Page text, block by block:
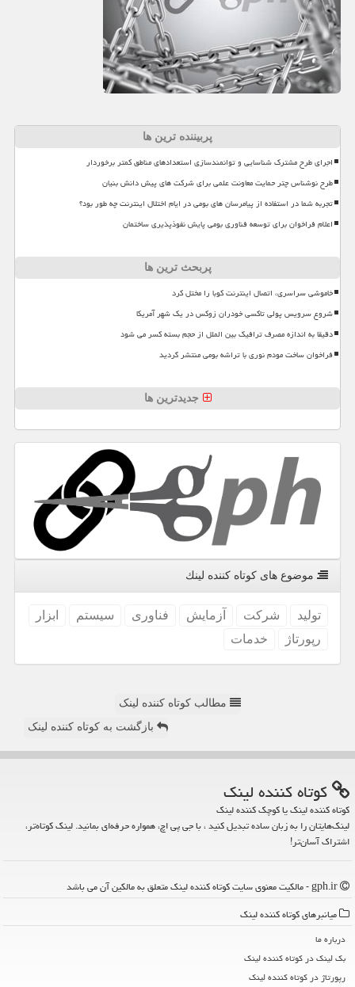
پربیننده ترین ها
اجرای طرح مشترک شناسایی و توانمندسازی استعدادهای مناطق کمتر برخوردار
طرح نوشناس چتر حمایت معاونت علمی برای شرکت های پیش دانش بنیان
تجربه شما در استفاده از پیامرسان های بومی در ایام اختلال اینترنت چه طور بود؟
اعلام فراخوان برای توسعه فناوری بومی پایش نفوذپذیری ساختمان
پربحث ترین ها
خاموشی سراسری، اتصال اینترنت کوبا را مختل کرد
شروع سرویس پولی تاکسی خودران زوکس در یک شهر آمریکا
دقیقا به اندازه مصرف ترافیک بین الملل از حجم بسته کسر می شود
فراخوان ساخت مودم نوری با تراشه بومی منتشر گردید
جدیدترین ها
موضوع های كوتاه كننده لینك
تولید شركت آزمایش فناوری سیستم
ابزار
رپورتاژ
خدمات
مطالب کوتاه کننده لینک
بازگشت به کوتاه کننده لینک
كوتاه كننده لینك
کوتاه کننده لینک یا کوچک کننده لینک
لینک‌هایتان را به زبان ساده تبدیل کنید ، با جی پی اچ، همواره حرفه‌ای بمانید. لینک کوتاه‌تر،
اشتراک آسان‌تر!
میانبرهای كوتاه كننده لینك
درباره ما
بک لینک در كوتاه كننده لینك
رپورتاژ در كوتاه كننده لینك